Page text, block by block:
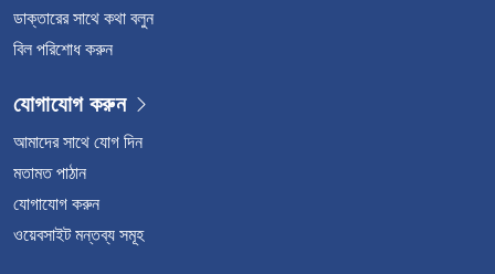
ডাক্তারের সাথে কথা বলুন
বিল পরিশোধ করুন
যোগাযোগ করুন
আমাদের সাথে যোগ দিন
মতামত পাঠান
যোগাযোগ করুন
ওয়েবসাইট মন্তব্য সমূহ